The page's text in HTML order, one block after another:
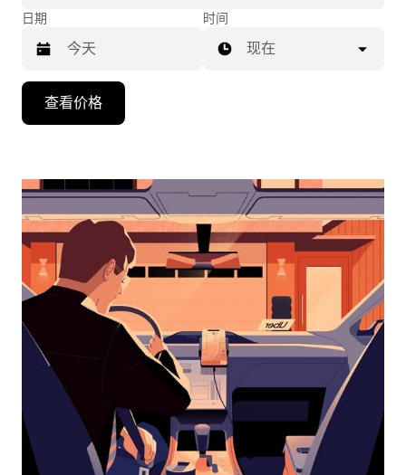
日期
向
头
浏
日
并
期。
按
退
时间
现在
查看价格